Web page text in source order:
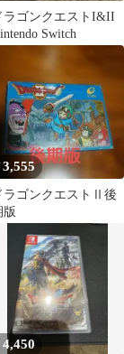
ラゴンクエストI&II
Switch
3,555
ラゴンクエストⅡ後
版
4,450